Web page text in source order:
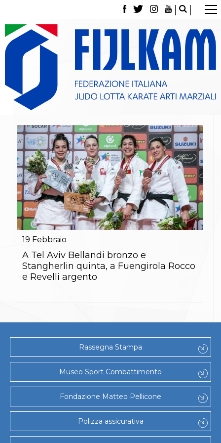
La Federazione
Tesseramento
Contatti
Norme e modulistica Affiliazioni e Tesseramenti
Classifica Società Sportive con più di 100 atleti
tesserati
Gare e Risultati
Archivio eventi
Dove siamo
Media
Partners
Trasparenza
Judo
La disciplina
News
Attività Didattica
Gare e Risultati
Albi Federali
Lotta
La disciplina
News
Gare e Risultati
La disciplina
Gare e Risultati
Attività Didattica
Albi Federali
Arti marziali
Aikido
Ju Jitsu
Sumo
Capoeira
Grappling
BJJ
Pancrazio/Pankration
19 Febbraio
A Tel Aviv Bellandi bronzo e
Stangherlin quinta, a Fuengirola Rocco
e Revelli argento
Rassegna Stampa
Museo Sport Combattimento
Fondazione Matteo Pellicone
Polizza assicurativa